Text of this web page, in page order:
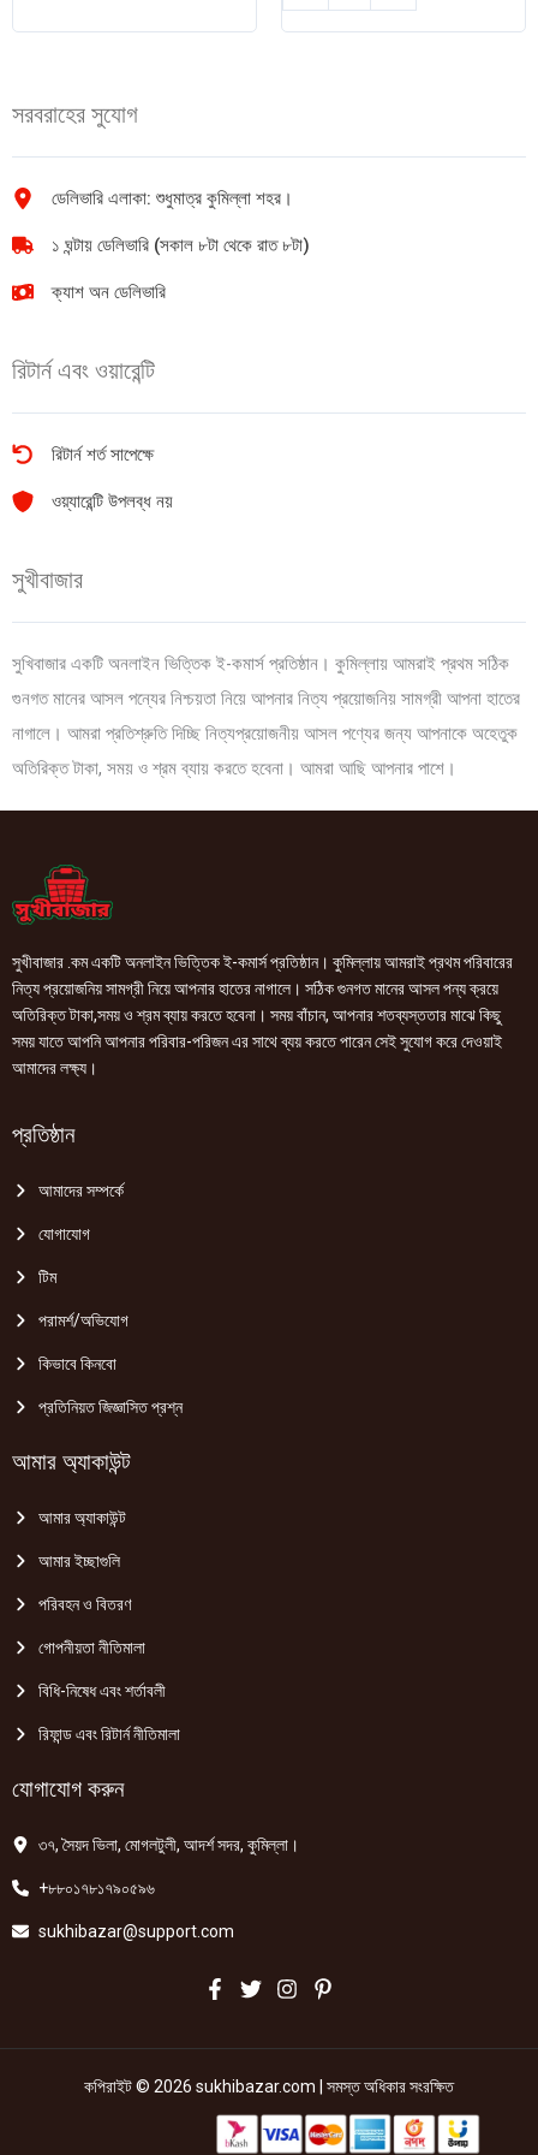
মাসালা
(8
তরল
দুধ
সরবরাহের সুযোগ
ডেলিভারি এলাকা: শুধুমাত্র কুমিল্লা শহর।
১ ঘন্টায় ডেলিভারি (সকাল ৮টা থেকে রাত ৮টা)
ক্যাশ অন ডেলিভারি
রিটার্ন এবং ওয়ারেন্টি
রিটার্ন শর্ত সাপেক্ষে
ওয়্যারেন্টি উপলব্ধ নয়
সুখীবাজার
সুখিবাজার একটি অনলাইন ভিত্তিক ই-কমার্স প্রতিষ্ঠান। কুমিল্লায় আমরাই প্রথম সঠিক
গুনগত মানের আসল পন্যের নিশ্চয়তা নিয়ে আপনার নিত্য প্রয়োজনিয় সামগ্রী আপনা হাতের
নাগালে। আমরা প্রতিশ্রুতি দিচ্ছি নিত্যপ্রয়োজনীয় আসল পণ্যের জন্য আপনাকে অহেতুক
অতিরিক্ত টাকা, সময় ও শ্রম ব্যায় করতে হবেনা। আমরা আছি আপনার পাশে।
সুখীবাজার .কম একটি অনলাইন ভিত্তিক ই-কমার্স প্রতিষ্ঠান। কুমিল্লায় আমরাই প্রথম পরিবারের
নিত্য প্রয়োজনিয় সামগ্রী নিয়ে আপনার হাতের নাগালে। সঠিক গুনগত মানের আসল পন্য ক্রয়ে
অতিরিক্ত টাকা,সময় ও শ্রম ব্যায় করতে হবেনা। সময় বাঁচান, আপনার শতব্যস্ততার মাঝে কিছু
সময় যাতে আপনি আপনার পরিবার-পরিজন এর সাথে ব্যয় করতে পারেন সেই সুযোগ করে দেওয়াই
আমাদের লক্ষ্য।
প্রতিষ্ঠান
আমাদের সম্পর্কে
যোগাযোগ
টিম
পরামর্শ/অভিযোগ
কিভাবে কিনবো
প্রতিনিয়ত জিজ্ঞাসিত প্রশ্ন
আমার অ্যাকাউন্ট
আমার অ্যাকাউন্ট
আমার ইচ্ছাগুলি
পরিবহন ও বিতরণ
গোপনীয়তা নীতিমালা
বিধি-নিষেধ এবং শর্তাবলী
রিফান্ড এবং রিটার্ন নীতিমালা
যোগাযোগ করুন
৩৭, সৈয়দ ভিলা, মোগলটুলী, আদর্শ সদর, কুমিল্লা।
+৮৮০১৭৮১৭৯০৫৯৬
sukhibazar@support.com
কপিরাইট © 2026 sukhibazar.com | সমস্ত অধিকার সংরক্ষিত